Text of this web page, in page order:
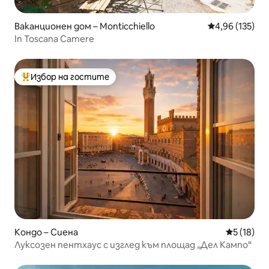
Ваканционен дом – Monticchiello Средна
4,96 (135)
In Toscana Camere
Най-популярен избор на гостите
Избор на гостите
Кондо – Сиена Средна
5 (18)
Луксозен пентхаус с изглед към площад „Дел Кампо“